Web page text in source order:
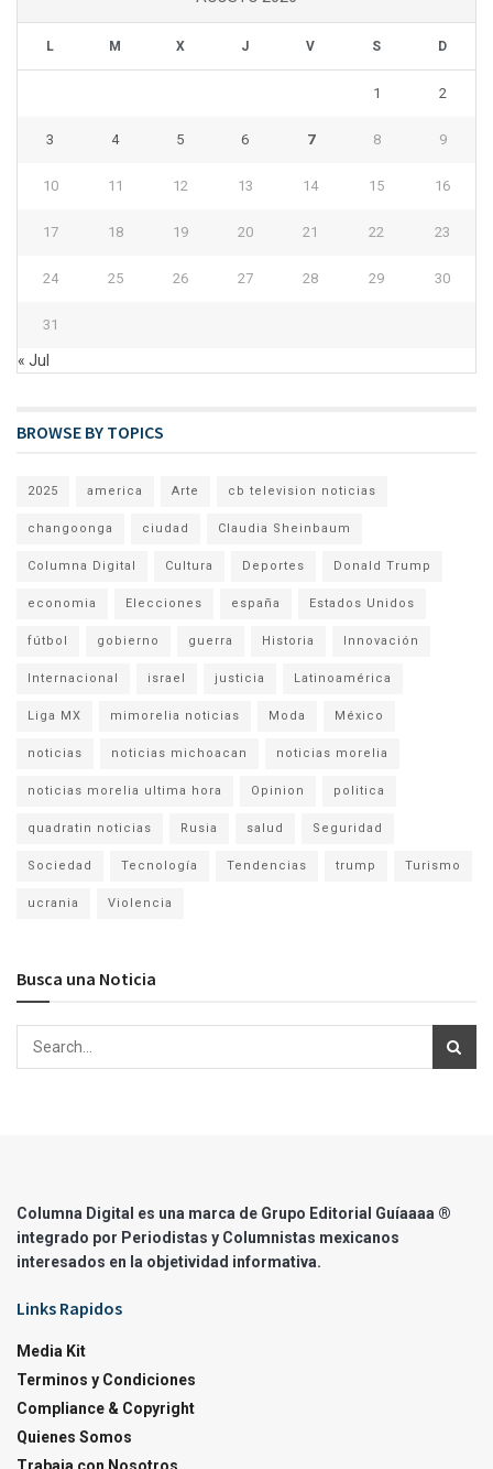
L M X J V S D
1 2
3 4 5 6 7 8 9
10 11 12 13 14 15 16
17 18 19 20 21 22 23
24 25 26 27 28 29 30
31
« Jul
BROWSE BY TOPICS
2025 america Arte cb television noticias
changoonga ciudad Claudia Sheinbaum
Columna Digital Cultura Deportes Donald Trump
economia Elecciones españa Estados Unidos
fútbol gobierno guerra Historia Innovación
Internacional israel justicia Latinoamérica
Liga MX mimorelia noticias Moda México
noticias noticias michoacan noticias morelia
noticias morelia ultima hora Opinion politica
quadratin noticias Rusia salud Seguridad
Sociedad Tecnología Tendencias trump Turismo
ucrania Violencia
Busca una Noticia
Columna Digital es una marca de Grupo Editorial Guíaaaa ®
integrado por Periodistas y Columnistas mexicanos
interesados en la objetividad informativa.
Links Rapidos
Media Kit
Terminos y Condiciones
Compliance & Copyright
Quienes Somos